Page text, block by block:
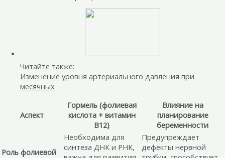
Читайте также:
Изменение уровня артериального давления при
месячных
Аспект
Гормель (фолиевая
кислота + витамин
B12)
Влияние на
планирование
беременности
Роль фолиевой
Необходима для
синтеза ДНК и РНК,
Предупреждает
дефекты нервной